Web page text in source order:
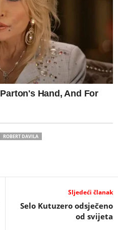
ROBERT DAVILA
Sljedeći članak
Selo Kutuzero odsječeno
od svijeta